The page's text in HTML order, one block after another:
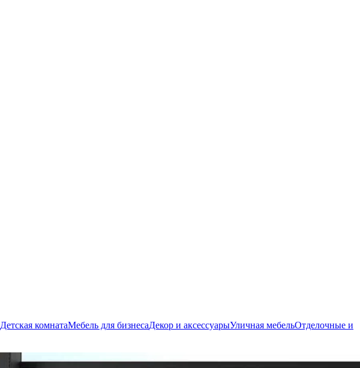
Детская комнатаМебель для бизнесаДекор и аксессуарыУличная мебельОтделочные и